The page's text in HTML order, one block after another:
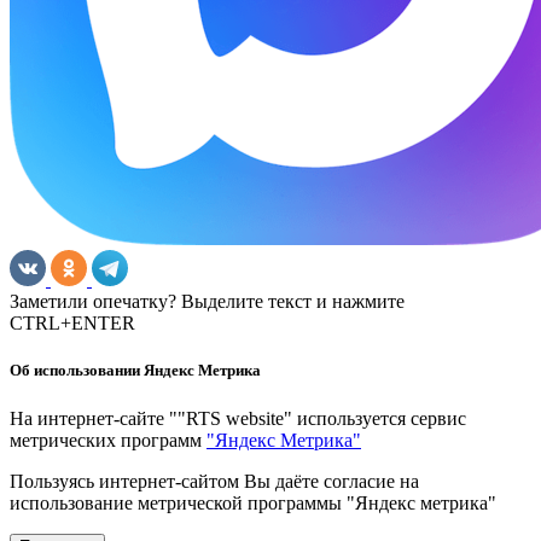
Заметили опечатку? Выделите текст и нажмите
CTRL+ENTER
Об использовании Яндекс Метрика
На интернет-сайте ""RTS website" используется сервис
метрических программ "Яндекс Метрика"
Пользуясь интернет-сайтом Вы даёте согласие на
использование метрической программы "Яндекс метрика"